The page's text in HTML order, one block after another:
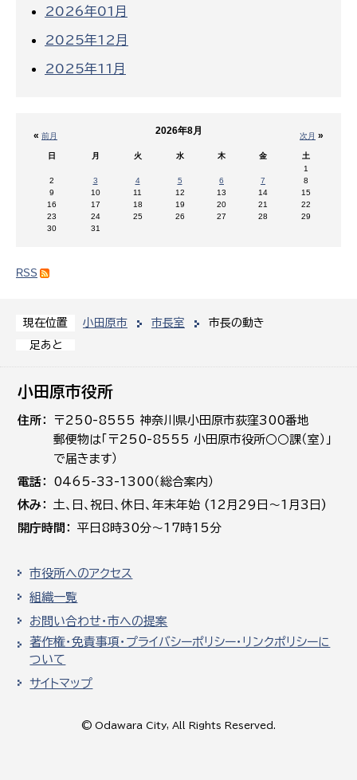
現在位置 小田原市 市長室
市長の動き
足あと
2026年01月
2025年12月
2025年11月
« 前月 次月 »
2026年8月
日 月 火 水 木 金
土
1
2
3 4 5 6 7
8
9
10 11 12 13 14
15
16
17 18 19 20 21
22
23
24 25 26 27 28
29
30
31
RSS
小田原市役所
住所
〒250-8555 神奈川県小田原市荻窪300番地
郵便物は「〒250-8555 小田原市役所○○課（室）」
で届きます）
電話
0465-33-1300（総合案内）
休み
土､日､祝日、休日、年末年始 (12月29日～1月3日)
開庁時間
平日8時30分～17時15分
市役所へのアクセス
組織一覧
お問い合わせ・市への提案
著作権・免責事項・プライバシーポリシー・リンクポリシーに
ついて
サイトマップ
© Odawara City, All Rights Reserved.